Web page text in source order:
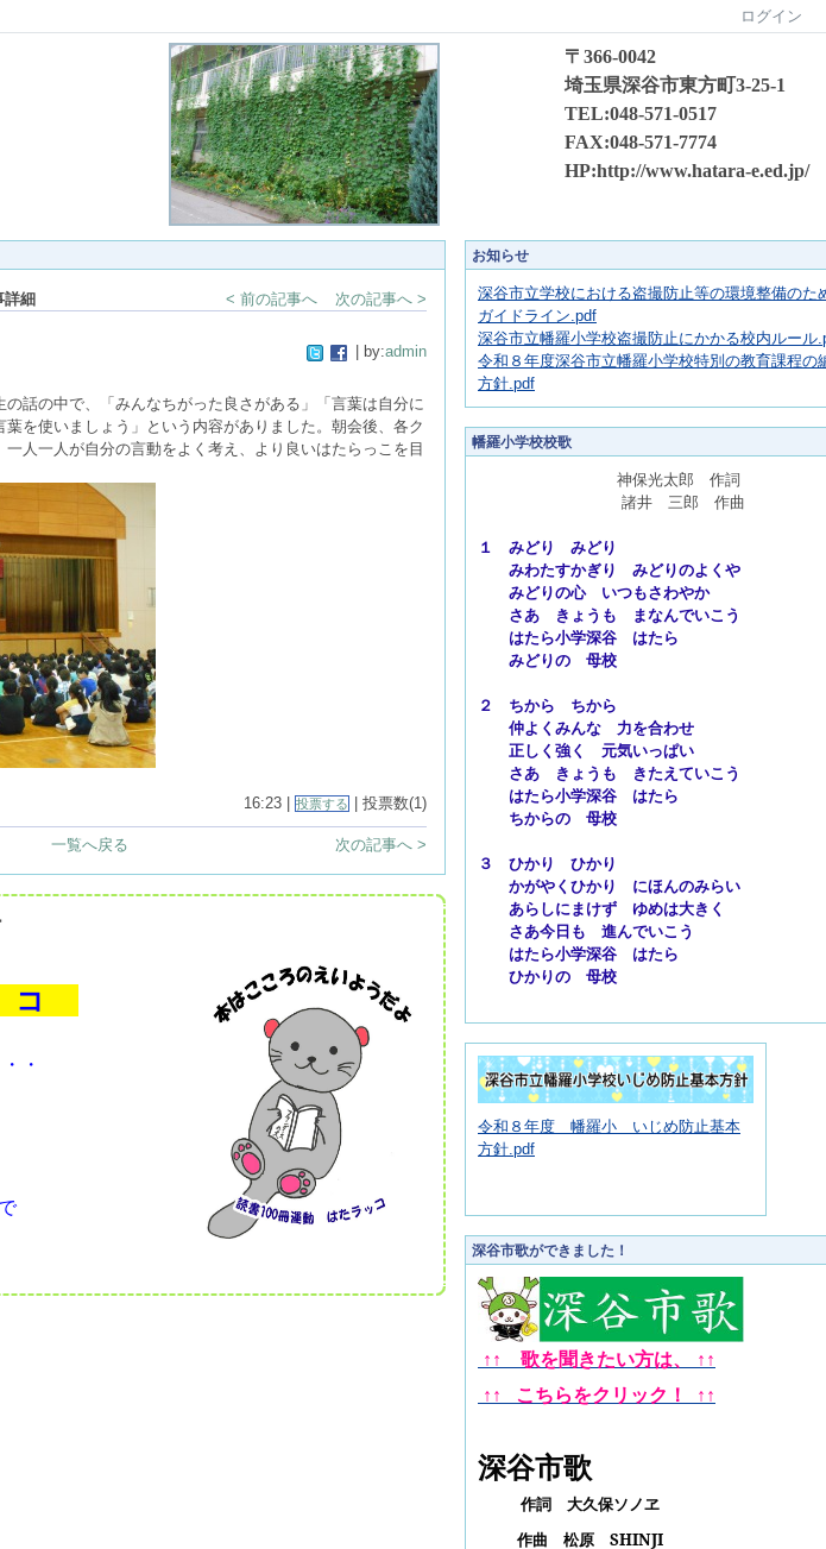
ログイン
〒366-0042
埼玉県深谷市東方町3-25-1
TEL:048-571-0517
FAX:048-571-7774
HP:http://www.hatara-e.ed.jp/
細 < 前の記事へ 次の記事へ >
| by:admin
話の中で、「みんなちがった良さがある」「言葉は自分に
を使いましょう」という内容がありました。朝会後、各ク
人一人が自分の言動をよく考え、より良いはたらっこを目
16:23 | 投票する | 投票数(1)
次の記事へ >
一覧へ戻る
コ
・
お知らせ
深谷市立学校における盗撮防止等の環境整備のた
ガイドライン.pdf
深谷市立幡羅小学校盗撮防止にかかる校内ルール
令和８年度深谷市立幡羅小学校特別の教育課程の
方針.pdf
幡羅小学校校歌
神保光太郎 作詞
諸井 三郎 作曲
１ みどり みどり
みわたすかぎり みどりのよくや
みどりの心 いつもさわやか
さあ きょうも まなんでいこう
はたら小学深谷 はたら
みどりの 母校
２ ちから ちから
仲よくみんな 力を合わせ
正しく強く 元気いっぱい
さあ きょうも きたえていこう
はたら小学深谷 はたら
ちからの 母校
３ ひかり ひかり
かがやくひかり にほんのみらい
あらしにまけず ゆめは大きく
さあ今日も 進んでいこう
はたら小学深谷 はたら
ひかりの 母校
令和８年度 幡羅小 いじめ防止基本
方針.pdf
深谷市歌ができました！
↑↑ 歌を聞きたい方は、 ↑ ↑
↑ ↑ こちらをクリック！ ↑ ↑
深谷市歌
作詞 大久保ソノヱ
作曲 松原 SHINJI